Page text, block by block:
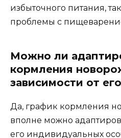
избыточного питания,
проблемы с
Можно ли
кормления
зависимости от
Да, график кормления
вполне можно
его индивидуальных